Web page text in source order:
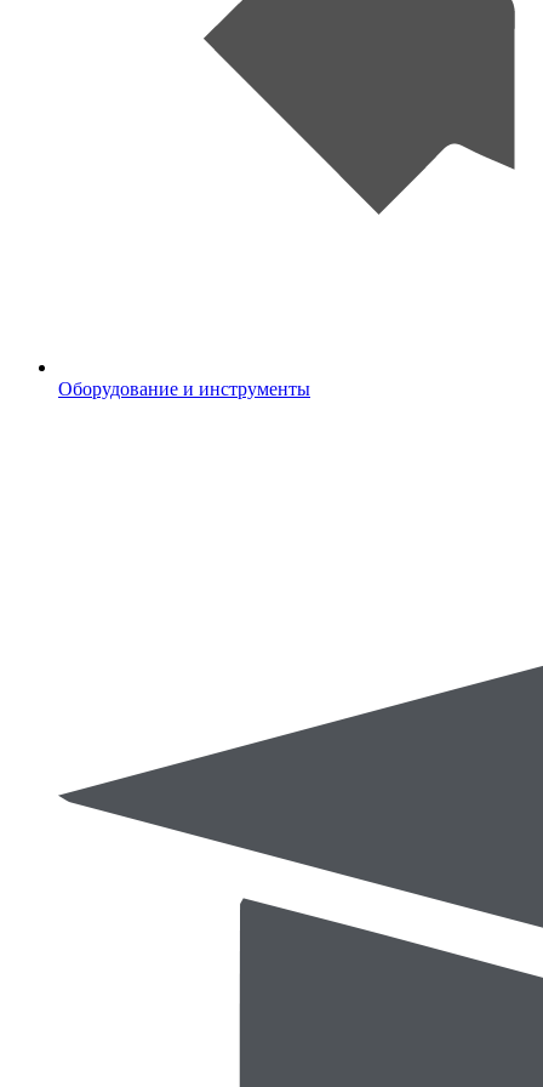
Оборудование и инструменты